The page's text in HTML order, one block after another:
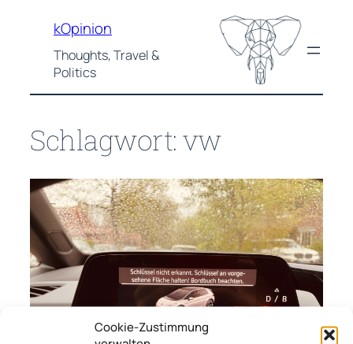
Cookie-Zustimmung
springen
kOpinion
Thoughts, Travel &
Politics
Schlagwort:vw